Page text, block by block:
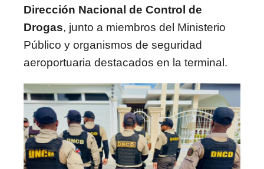
Dirección Nacional de Control de
Drogas, junto a miembros del Ministerio
Público y organismos de seguridad
aeroportuaria destacados en la terminal.